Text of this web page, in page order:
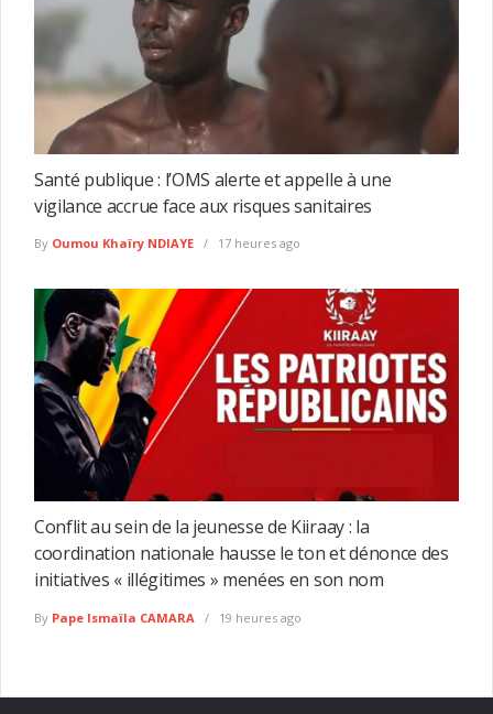
Santé publique : l’OMS alerte et appelle à une
vigilance accrue face aux risques sanitaires
By Oumou Khaïry NDIAYE 17 heures ago
Conflit au sein de la jeunesse de Kiiraay : la
coordination nationale hausse le ton et dénonce des
initiatives « illégitimes » menées en son nom
By Pape Ismaïla CAMARA 19 heures ago